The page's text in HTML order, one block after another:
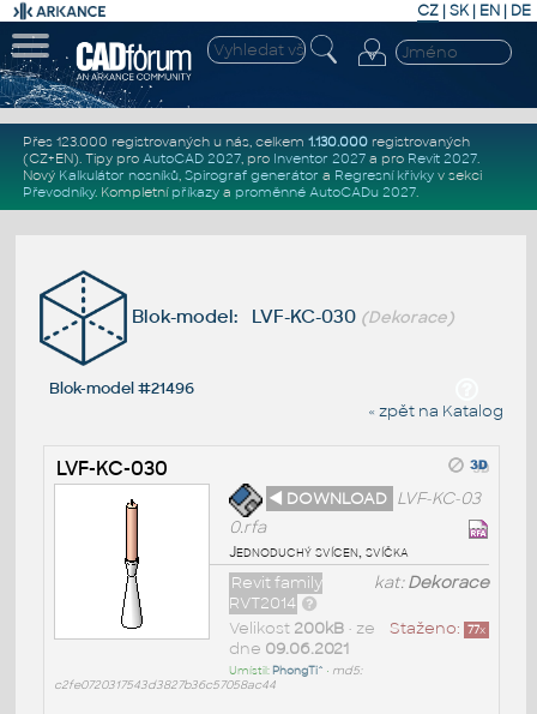
CZ | SK| EN | DE
Přes 123.000 registrovaných u nás, celkem 1.130.000registrovaných
(CZ+EN). Tipy pro AutoCAD 2027, pro Inventor 2027a pro Revit 2027.
Nový Kalkulátor nosníků, Spirograf generátor a Regresní křivkyv sekci
Převodníky. Kompletní příkazya proměnné AutoCADu 2027.
Blok-model: LVF-KC-030 (Dekorace)
Blok-model #21496
« zpět na Katalog
LVF-KC-030
◄ DOWNLOAD LVF-KC-03
0.rfa
Jednoduchý svícen, svíčka
kat:Dekorace
Revit family
RVT2014
Staženo: 77x
Velikost 200kB• ze
dne 09.06.2021
Umístil: PhongTi^ • md5:
c2fe0720317543d3827b36c57058ac44